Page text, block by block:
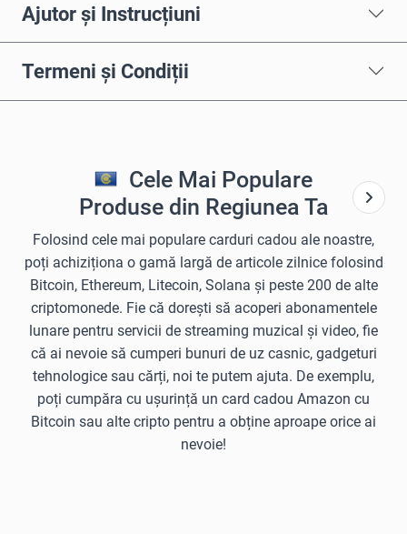
Ajutor și Instrucțiuni
Termeni și Condiții
Cele Mai Populare
Produse din Regiunea Ta
Folosind cele mai populare carduri cadou ale noastre,
poți achiziționa o gamă largă de articole zilnice folosind
Bitcoin, Ethereum, Litecoin, Solana și peste 200 de alte
criptomonede. Fie că dorești să acoperi abonamentele
lunare pentru servicii de streaming muzical și video, fie
că ai nevoie să cumperi bunuri de uz casnic, gadgeturi
tehnologice sau cărți, noi te putem ajuta. De exemplu,
poți cumpăra cu ușurință un card cadou Amazon cu
Bitcoin sau alte cripto pentru a obține aproape orice ai
nevoie!